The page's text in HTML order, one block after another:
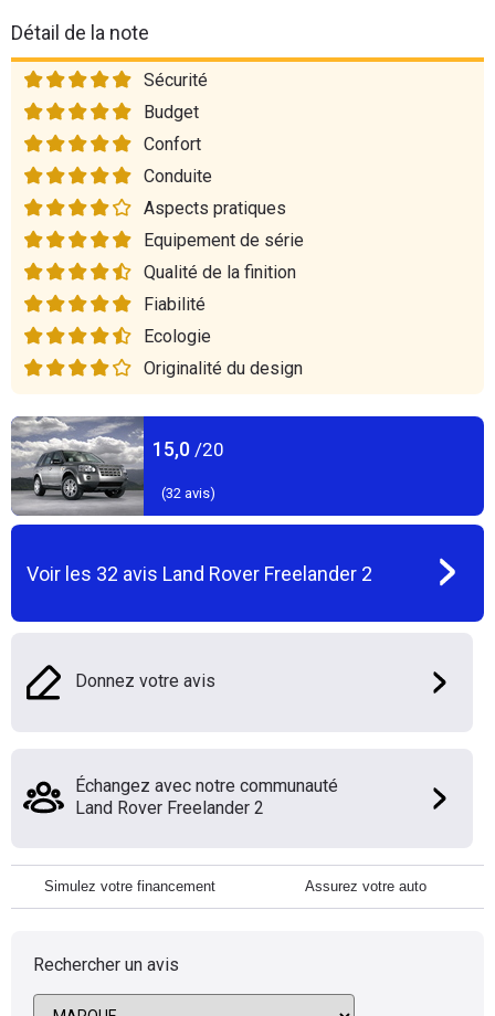
Détail de la note
Sécurité
Budget
Confort
Conduite
Aspects pratiques
Equipement de série
Qualité de la finition
Fiabilité
Ecologie
Originalité du design
15,0 /20
(32 avis)
Voir les 32 avis Land Rover Freelander 2
Donnez votre avis
Échangez avec notre communauté
Land Rover Freelander 2
Simulez votre financement Assurez votre auto
Rechercher un avis